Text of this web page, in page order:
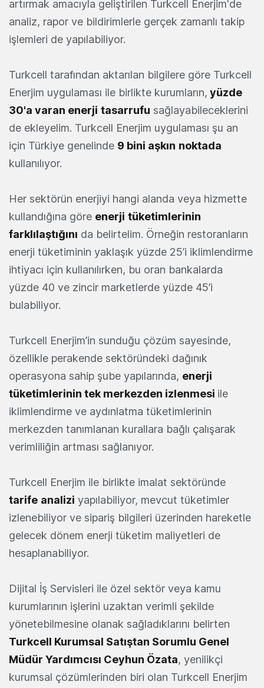
artırmak amacıyla geliştirilen Turkcell Enerjim'de
analiz, rapor ve bildirimlerle gerçek zamanlı takip
işlemleri de yapılabiliyor.
Turkcell tarafından aktarılan bilgilere göre Turkcell
Enerjim uygulaması ile birlikte kurumların, yüzde
30'a varan enerji tasarrufu sağlayabileceklerini
de ekleyelim. Turkcell Enerjim uygulaması şu an
için Türkiye genelinde 9 bini aşkın noktada
kullanılıyor.
Her sektörün enerjiyi hangi alanda veya hizmette
kullandığına göre enerji tüketimlerinin
farklılaştığını da belirtelim. Örneğin restoranların
enerji tüketiminin yaklaşık yüzde 25’i iklimlendirme
ihtiyacı için kullanılırken, bu oran bankalarda
yüzde 40 ve zincir marketlerde yüzde 45’i
bulabiliyor.
Turkcell Enerjim’in sunduğu çözüm sayesinde,
özellikle perakende sektöründeki dağınık
operasyona sahip şube yapılarında, enerji
tüketimlerinin tek merkezden izlenmesi ile
iklimlendirme ve aydınlatma tüketimlerinin
merkezden tanımlanan kurallara bağlı çalışarak
verimliliğin artması sağlanıyor.
Turkcell Enerjim ile birlikte imalat sektöründe
tarife analizi yapılabiliyor, mevcut tüketimler
izlenebiliyor ve sipariş bilgileri üzerinden hareketle
gelecek dönem enerji tüketim maliyetleri de
hesaplanabiliyor.
Dijital İş Servisleri ile özel sektör veya kamu
kurumlarının işlerini uzaktan verimli şekilde
yönetebilmesine olanak sağladıklarını belirten
Turkcell Kurumsal Satıştan Sorumlu Genel
Müdür Yardımcısı Ceyhun Özata, yenilikçi
kurumsal çözümlerinden biri olan Turkcell Enerjim